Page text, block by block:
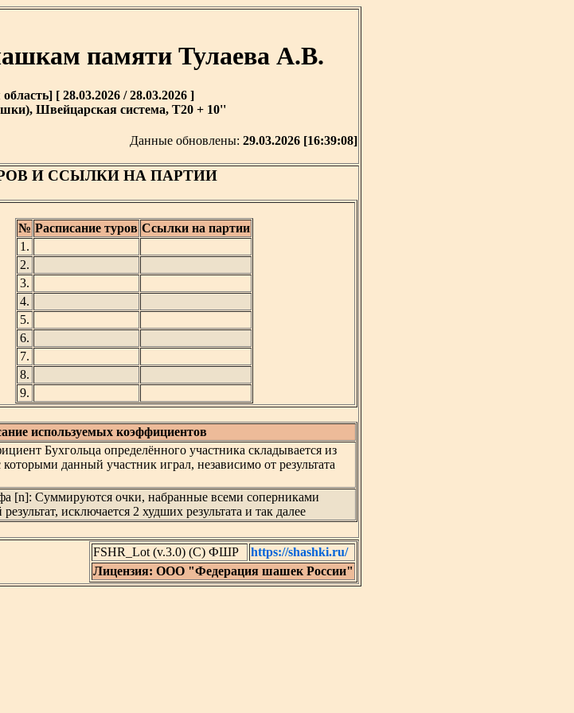
памяти Тулаева А.В.
[ 28.03.2026 / 28.03.2026 ]
Швейцарская система, T20 + 10''
Данные обновлены: 29.03.2026 [16:39:08]
И ССЫЛКИ НА ПАРТИИ
№ Расписание туров Ссылки на партии
1.
2.
3.
4.
5.
6.
7.
8.
9.
используемых коэффициентов
Бухгольца определённого участника складывается из
данный участник играл, независимо от результата
[n]: Суммируются очки, набранные всеми соперниками
исключается 2 худших результата и так далее
FSHR_Lot (v.3.0) (C) ФШР
https://shashki.ru/
Лицензия: ООО "Федерация шашек России"